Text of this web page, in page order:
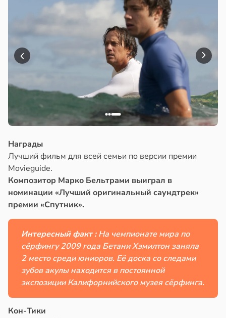
Награды
Лучший фильм для всей семьи по версии премии
Movieguide.
Композитор Марко Бельтрами выиграл в
номинации «Лучший оригинальный саундтрек»
премии «Спутник».
Интересный факт :На чемпионате мира по
сёрфингу 2009 года Бетани Хэмилтон заняла
2 место среди юниоров. Её доска со следами
зубов акулы находится в постоянной
экспозиции Калифорнийского музея сёрфинга.
Кон-Тики